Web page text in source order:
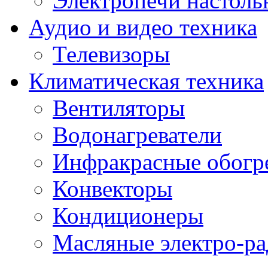
Аудио и видео техника
Телевизоры
Климатическая техника
Вентиляторы
Водонагреватели
Инфракрасные
Конвекторы
Кондиционеры
Масляные электро-